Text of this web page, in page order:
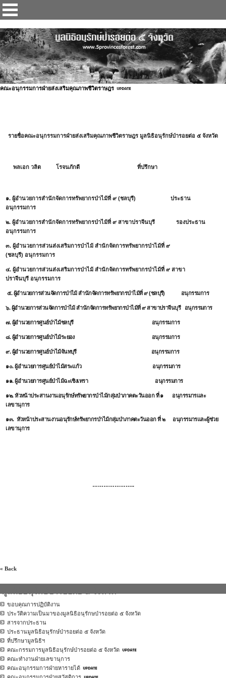
คณะอนุกรรมการฝ่ายส่งเสริมคุณภาพชีวิตราษฎร
รายชื่อคณะอนุกรรมการฝ่ายส่งเสริมคุณภาพชีวิตราษฎร มูลนิธิอนุรักษ์ป่ารอยต่อ ๕ จังหวัด
พลเอก วลิต โรจนภักดี ที่ปรึกษา
๑. ผู้อำนวยการสำนักจัดการทรัพยากรป่าไม้ที่ ๙ (ชลบุรี) ประธาน
อนุกรรมการ
๒. ผู้อำนวยการสำนักจัดการทรัพยากรป่าไม้ที่ ๙ สาขาปราจีนบุรี รองประธาน
อนุกรรมการ
๓. ผู้อำนวยการส่วนส่งเสริมการป่าไม้ สำนักจัดการทรัพยากรป่าไม้ที่ ๙
(ชลบุรี) อนุกรรมการ
๔. ผู้อำนวยการส่วนส่งเสริมการป่าไม้ สำนักจัดการทรัพยากรป่าไม้ที่ ๙ สาขา
ปราจีนบุรี อนุกรรมการ
๕. ผู้อำนวยการส่วนจัดการป่าไม้ สำนักจัดการทรัพยากรป่าไม้ที่ ๙ (ชลบุรี) อนุกรรมการ
๖. ผู้อำนวยการส่วนจัดการป่าไม้ สำนักจัดการทรัพยากรป่าไม้ที่ ๙ สาขาปราจีนบุรีอนุกรรมการ
๗. ผู้อำนวยการศูนย์ป่าไม้ชลบุรี อนุกรรมการ
๘. ผู้อำนวยการศูนย์ป่าไม้ระยอง อนุกรรมการ
๙. ผู้อำนวยการศูนย์ป่าไม้จันทบุรี อนุกรรมการ
๑๐. ผู้อำนวยการศูนย์ป่าไม้สระแก้ว อนุกรรมการ
๑๑. ผู้อำนวยการศูนย์ป่าไม้ฉะเชิงเทรา อนุกรรมการ
๑๒. หัวหน้าประสานงานอนุรักษ์ทรัพยากรป่าไม้กลุ่มป่าภาคตะวันออก ที่ ๑อนุกรรมารและ
เลขานุการ
๑๓. หัวหน้าประสานงานอนุรักษ์ทรัพยากรป่าไม้กลุ่มป่าภาคตะวันออก ที่ ๒อนุกรรมารและผู้ช่วย
เลขานุการ
…………………..
« Back
ขอบคุณการปฏิบัติงาน
ประวัติความเป็นมาของมูลนิธิอนุรักษป่ารอยต่อ ๕ จังหวัด
สารจากประธาน
ประธานมูลนิธิอนุรักษ์ป่ารอยต่อ ๕ จังหวัด
ที่ปรึกษามูลนิธิฯ
คณะกรรมการมูลนิธิอนุรักษ์ป่ารอยต่อ ๕ จังหวัด
คณะทำงานฝ่ายเลขานุการ
คณะอนุกรรมการฝ่ายหารายได้
คณะอนุกรรมการฝ่ายสวัสดิการ